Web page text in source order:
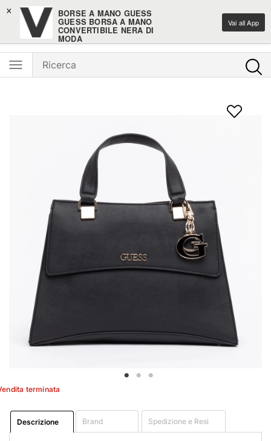
× BORSE A MANO GUESS
GUESS BORSA A MANO
CONVERTIBILE NERA DI
MODA
Vai all App
Iscriviti alla newsletter: -15% di sconto sul primo ordine
Ventis - L'e-shopping parla italiano
terminata
Descrizione Brand Spedizione e Resi